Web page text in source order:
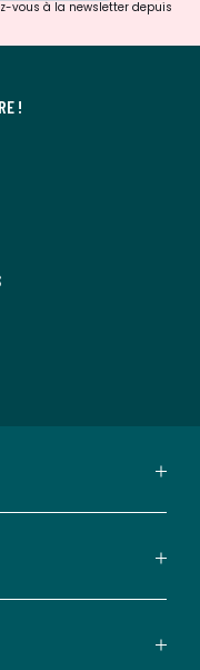
vous à la newsletter depuis
!